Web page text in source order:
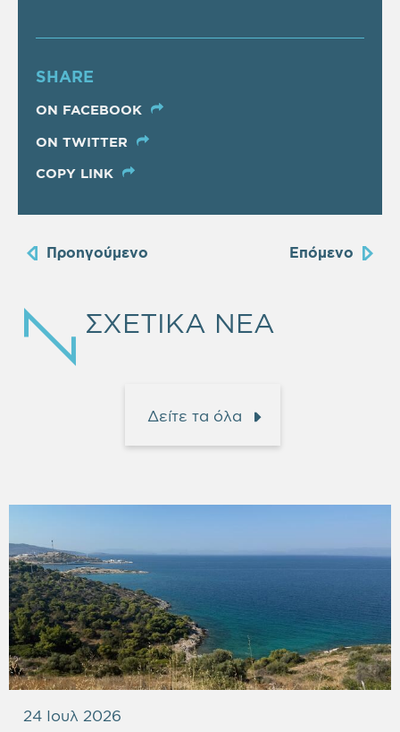
SHARE
ON FACEBOOK
ON TWITTER
COPY LINK
Προηγούμενο Επόμενο
ΣΧΕΤΙΚΑ ΝΕΑ
Δείτε τα όλα
24 Ιουλ 2026